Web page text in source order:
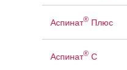
Аспинат®Плюс
Аспинат®С